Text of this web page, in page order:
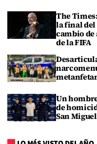
The
la final del
cambio de
de la FIFA
Un
de
San Miguel